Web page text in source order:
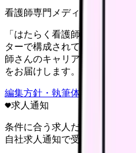
看護師専門メディア
「はたらく看護師さん」編集
ターで構成されています。現
師さんのキャリア・転職・働
をお届けします。
編集方針・執筆体制・監修体制
求人通知
条件に合う求人だけ
自社求人通知で受け取る